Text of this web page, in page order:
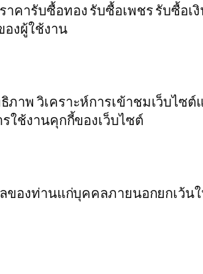
ารับซื้อทอง รับซื้อเพชร รับซื้อเ
งผู้ใช้งาน
าพ วิเคราะห์การเข้าชมเว็บไซ
ใช้งานคุกกี้ของเว็บไซต์
ของท่านแก่บุคคลภายนอกยกเว้